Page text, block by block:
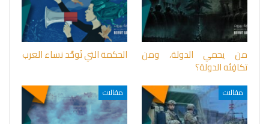
من يحمي الدولة، ومن
تكافِئه الدولة؟
الحكمة التي تُوحِّد نساء العرب
مقالات مقالات